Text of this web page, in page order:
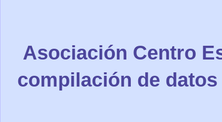
Asociación Centro
compilación de